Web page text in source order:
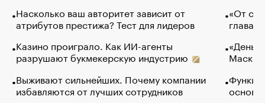
Насколько ваш авторитет зависит от
атрибутов престижа? Тест для лидеров
Казино проиграло. Как ИИ-агенты
разрушают букмекерскую индустрию
Выживают сильнейших. Почему компании
избавляются от лучших сотрудников
«От
глава
Маск в
основ